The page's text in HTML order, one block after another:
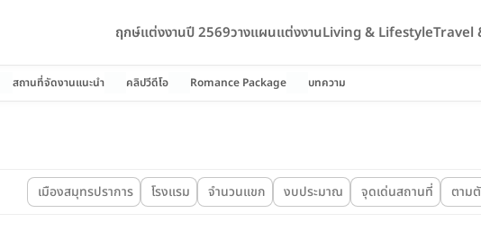
ฤกษ์แต่งงานปี 2569วางแผนแต่งงานLiving & LifestyleTravel
สถานที่จัดงานแนะนำ คลิปวีดีโอ Romance Package บทความ
เมืองสมุทรปราการ โรงแรม จำนวนแขก งบประมาณ จุดเด่นสถานที่ ตาม